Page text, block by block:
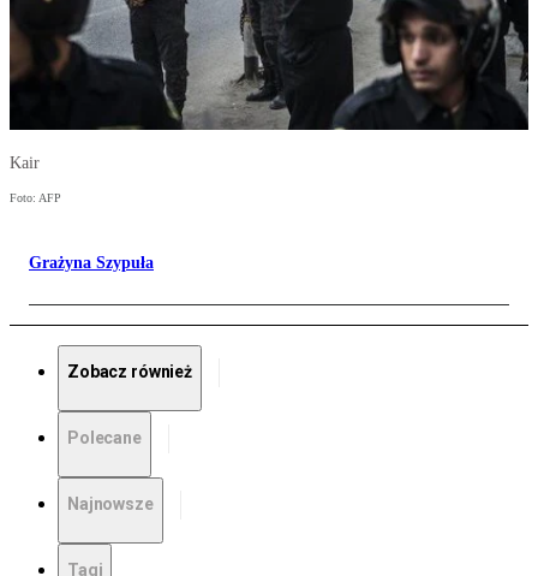
Kair
Foto: AFP
Grażyna Szypuła
Zobacz również
Polecane
Najnowsze
Tagi